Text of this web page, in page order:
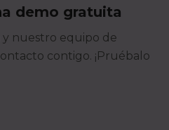
demo gratuita
y nuestro equipo de
contigo. ¡Pruébalo